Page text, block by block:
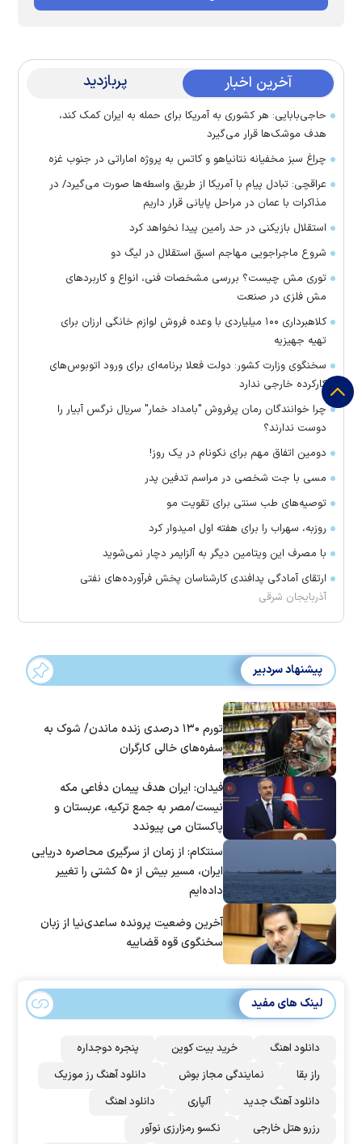
آخرین اخبار پربازدید
حاجی‌بابایی: هر کشوری به آمریکا برای حمله به ایران کمک کند،
هدف موشک‌ها قرار می‌گیرد
چراغ سبز مخفیانه نتانیاهو و کاتس به پروژه اماراتی در جنوب غزه
عراقچی: تبادل پیام با آمریکا از طریق واسطه‌ها صورت می‌گیرد/ در
مذاکرات با عمان در مراحل پایانی قرار داریم
استقلال بازیکنی در حد رامین پیدا نخواهد کرد
شروع ماجراجویی مهاجم اسبق استقلال در لیگ دو
توری مش چیست؟ بررسی مشخصات فنی، انواع و کاربردهای
مش فلزی در صنعت
کلاهبرداری ۱۰۰ میلیاردی با وعده فروش لوازم خانگی ارزان برای
تهیه جهیزیه
سخنگوی وزارت کشور: دولت فعلا برنامه‌ای برای ورود اتوبوس‌های
کارکرده خارجی ندارد
چرا خوانندگان رمان پرفروش "بامداد خمار" سریال نرگس آبیار را
دوست ندارند؟
دومین اتفاق مهم برای نکونام در یک روز!
مسی با جت شخصی در مراسم تدفین پدر
توصیه‌های طب سنتی برای تقویت مو
روزبه، سهراب را برای هفته اول امیدوار کرد
با مصرف این ویتامین دیگر به آلزایمر دچار نمی‌شوید
ارتقای آمادگی پدافندی کارشناسان پخش فرآورده‌های نفتی
آذربایجان شرقی
پیشنهاد سردبیر
تورم ۱۳۰ درصدی زنده ماندن/ شوک به
سفره‌های خالی کارگران
فیدان: ایران هدف پیمان دفاعی مکه
نیست/مصر به جمع ترکیه، عربستان و
پاکستان می پیوندد
سنتکام: از زمان از سرگیری محاصره دریایی
ایران، مسیر بیش از ۵۰ کشتی را تغییر
داده‌ایم
آخرین وضعیت پرونده ساعدی‌نیا از زبان
سخنگوی قوه قضاییه
لینک های مفید
دانلود اهنگ خرید بیت کوین
پنجره دوجداره
راز بقا
نمایندگی مجاز بوش
دانلود آهنگ رز‌ موزیک
دانلود آهنگ جدید
آلپاری
دانلود اهنگ
رزرو هتل خارجی
نکسو رمزارزی نوآور